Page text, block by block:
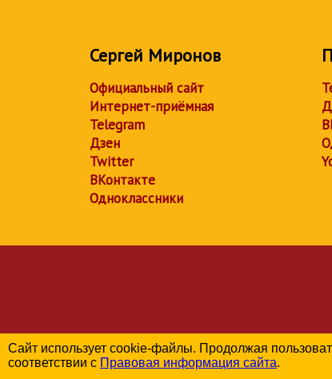
Сергей Миронов
Официальный сайт
Интернет-приёмная
Telegram
Дзен
Twitter
ВКонтакте
Одноклассники
Сайт использует cookie-файлы. Продолжая
соответствии с Правовая информация сайта.